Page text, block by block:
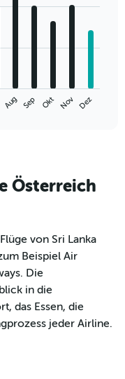
Aug Sep Okt Nov Dez
Österreich
von Sri Lanka
Beispiel Air
Die
in die
das Essen, die
jeder Airline.